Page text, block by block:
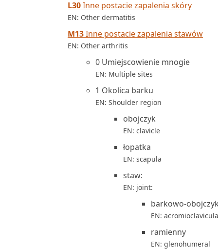
L30Inne postacie zapalenia skóry
EN: Other dermatitis
M13Inne postacie zapalenia stawów
EN: Other arthritis
0 Umiejscowienie mnogie
EN: Multiple sites
1 Okolica barku
EN: Shoulder region
obojczyk
EN: clavicle
łopatka
EN: scapula
staw:
EN: joint:
barkowo-
EN:
ramienny
EN: glenohumeral